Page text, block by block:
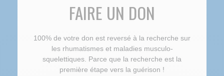
FAIRE UN DON
100% de votre don est reversé à la recherche sur
les rhumatismes et maladies musculo-
squelettiques. Parce que la recherche est la
première étape vers la guérison !